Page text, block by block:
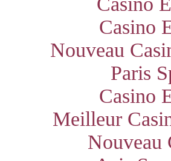
Casino
Nouveau
Paris
Casino
Meilleur
Nouveau